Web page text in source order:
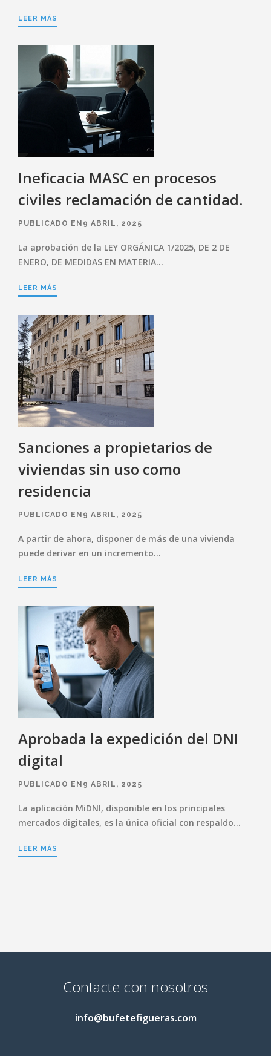
LEER MÁS
Ineficacia MASC en procesos
civiles reclamación de cantidad.
PUBLICADO EN9 ABRIL, 2025
La aprobación de la LEY ORGÁNICA 1/2025, DE 2 DE
ENERO, DE MEDIDAS EN MATERIA…
LEER MÁS
Sanciones a propietarios de
viviendas sin uso como
residencia
PUBLICADO EN9 ABRIL, 2025
A partir de ahora, disponer de más de una vivienda
puede derivar en un incremento…
LEER MÁS
Aprobada la expedición del DNI
digital
PUBLICADO EN9 ABRIL, 2025
La aplicación MiDNI, disponible en los principales
mercados digitales, es la única oficial con respaldo…
LEER MÁS
Contacte con nosotros
info@bufetefigueras.com